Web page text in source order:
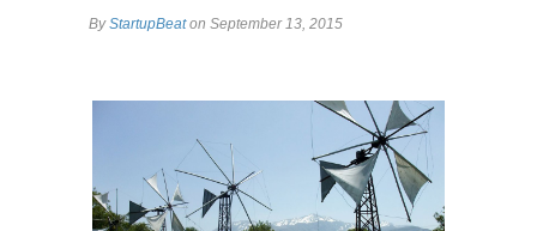
ByStartupBeaton September 13, 2015